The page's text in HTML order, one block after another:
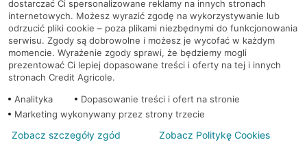
Regulamin serwisu
Mapa serwisu
PolitykaCookies
© 2026 Credit Agricole Bank Polska S.A. Wszelkie prawa zastrzeżone
dostarczać Ci spersonalizowane reklamy na innych stronach
internetowych. Możesz wyrazić zgodę na wykorzystywanie lub
odrzucić pliki cookie – poza plikami niezbędnymi do funkcjonowania
serwisu. Zgody są dobrowolne i możesz je wycofać w każdym
momencie. Wyrażenie zgody sprawi, że będziemy mogli
prezentować Ci lepiej dopasowane treści i oferty na tej i innych
stronach Credit Agricole.
Analityka
Dopasowanie treści i ofert na stronie
Marketing wykonywany przez strony trzecie
Zobacz szczegóły zgód Zobacz Politykę Cookies